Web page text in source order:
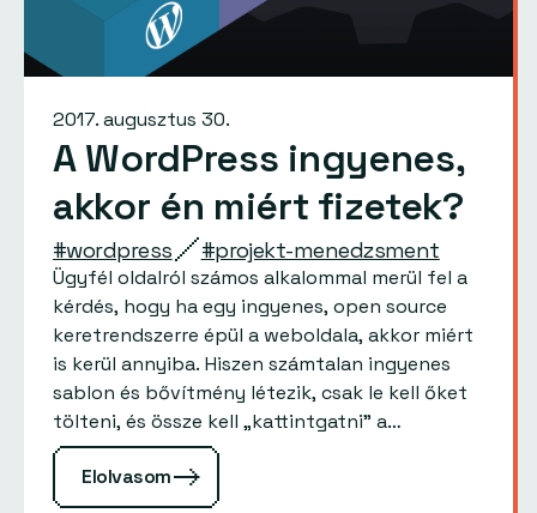
2017. augusztus 30.
A WordPress ingyenes,
akkor én miért fizetek?
#wordpress #projekt-menedzsment
Ügyfél oldalról számos alkalommal merül fel a
kérdés, hogy ha egy ingyenes, open source
keretrendszerre épül a weboldala, akkor miért
is kerül annyiba. Hiszen számtalan ingyenes
sablon és bővítmény létezik, csak le kell őket
tölteni, és össze kell „kattintgatni” a
weboldalt. Ha ez ilyen…
Elolvasom